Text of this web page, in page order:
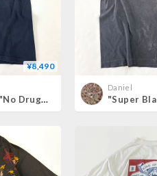
¥8,490
80's SOF Tee "No Drugs☮" "両面" Tシャツ XLサイズ USA製
Daniel